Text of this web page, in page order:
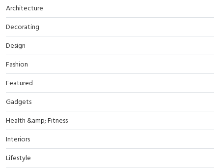
Architecture
Decorating
Design
Fashion
Featured
Gadgets
Health &amp; Fitness
Interiors
Lifestyle